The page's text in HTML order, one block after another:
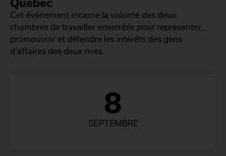
Cet événement incarne la volonté des deux
chambres de travailler ensemble pour représenter,
promouvoir et défendre les intérêts des gens
d'affaires des deux rives.
8
SEPTEMBRE